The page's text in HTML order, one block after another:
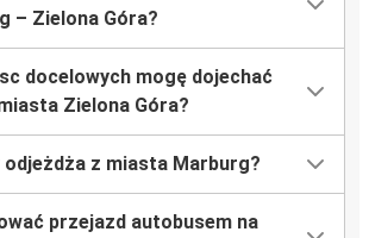
– Zielona Góra?
docelowych mogę dojechać
Zielona Góra?
odjeżdża z miasta Marburg?
przejazd autobusem na